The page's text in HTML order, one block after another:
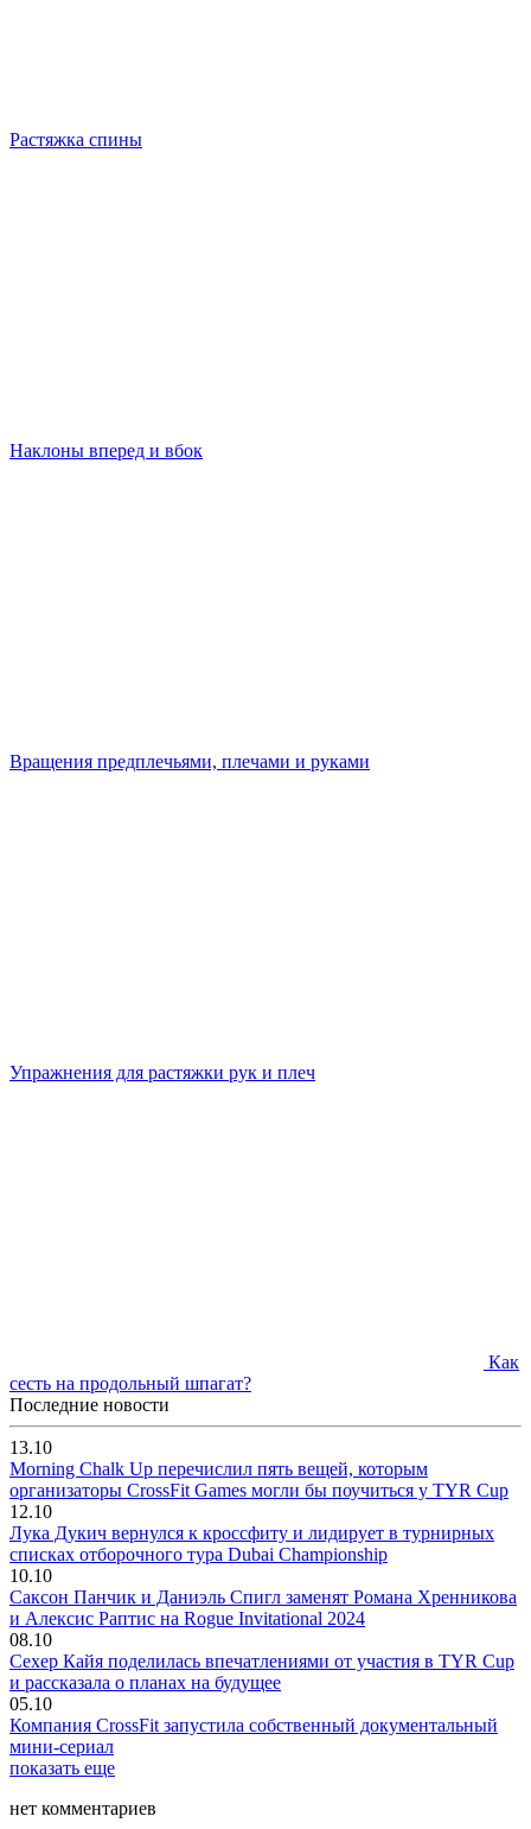
Растяжка спины
Наклоны вперед и вбок
Вращения предплечьями, плечами и руками
Упражнения для растяжки рук и плеч
Как
сесть на продольный шпагат?
Последние новости
13.10
Morning Chalk Up перечислил пять вещей, которым
организаторы CrossFit Games могли бы поучиться у TYR Cup
12.10
Лука Дукич вернулся к кроссфиту и лидирует в турнирных
списках отборочного тура Dubai Championship
10.10
Саксон Панчик и Даниэль Спигл заменят Романа Хренникова
и Алексис Раптис на Rogue Invitational 2024
08.10
Сехер Кайя поделилась впечатлениями от участия в TYR Cup
и рассказала о планах на будущее
05.10
Компания CrossFit запустила собственный документальный
мини-сериал
показать еще
нет комментариев